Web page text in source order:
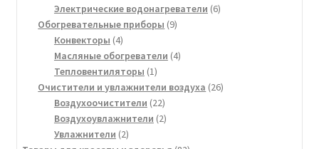
товаров
Электрические водонагреватели 66
Обогревательные приборы 99
Конвекторы 44
товара
Масляные обогреватели 44
Тепловентиляторы 11
товар
Очистители и увлажнители воздуха 2626
Воздухоочистители 2222
товара
Воздухоувлажнители 22
Увлажнители 22